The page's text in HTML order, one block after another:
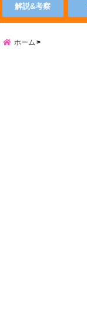
解説&考察
ホーム